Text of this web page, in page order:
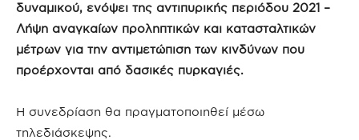
δυναμικού, ενόψει της αντιπυρικής περιόδου 2021 –
Λήψη αναγκαίων προληπτικών και κατασταλτικών
μέτρων για την αντιμετώπιση των κινδύνων που
προέρχονται από δασικές πυρκαγιές.
Η συνεδρίαση θα πραγματοποιηθεί μέσω
τηλεδιάσκεψης.